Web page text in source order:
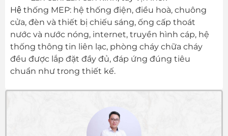
Hệ thống MEP: hệ thống điện, điều hoà, chuông
cửa, đèn và thiết bị chiếu sáng, ống cấp thoát
nước và nước nóng, internet, truyền hình cáp, hệ
thống thông tin liên lạc, phòng cháy chữa cháy
đều được lắp đặt đầy đủ, đáp ứng đúng tiêu
chuẩn như trong thiết kế.